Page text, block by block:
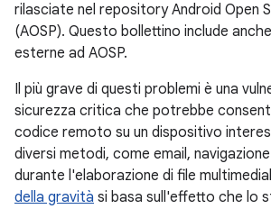
rilasciate nel repository Android Open
(AOSP). Questo bollettino include
esterne ad AOSP.
Il più grave di questi problemi è una
sicurezza critica che potrebbe
codice remoto su un dispositivo
diversi metodi, come email,
durante l'elaborazione di file
della gravità si basa sull'effetto che lo